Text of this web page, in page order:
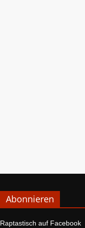
Abonnieren
Raptastisch auf Facebook